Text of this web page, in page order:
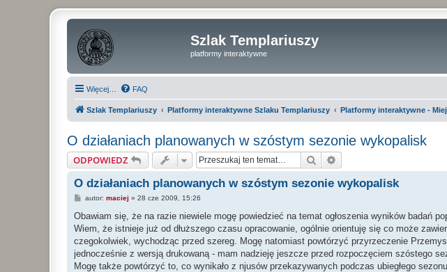
Szlak Templariuszy
platformy interaktywne
Więcej… FAQ
Szlak Templariuszy Platformy interaktywne Szlaku Templariuszy Platformy interaktywne -
O działaniach planowanych w szóstym sezonie wykopalisk
ODPOWIEDZ Szukaj
O działaniach planowanych w szóstym sezonie wykopalisk
P
s
autor: maciej » 28 cze 2009, 15:26
Obawiam się, że na razie niewiele mogę powiedzieć na temat ogłoszenia wyników badań
Wiem, że istnieje już od dłuższego czasu opracowanie, ogólnie orientuję się co może
czegokolwiek, wychodząc przed szereg. Mogę natomiast powtórzyć przyrzeczenie
jednocześnie z wersją drukowaną - mam nadzieję jeszcze przed rozpoczęciem szóstego
Mogę także powtórzyć to, co wynikało z njusów przekazywanych podczas ubiegłego